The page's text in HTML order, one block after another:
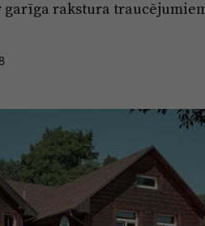
rakstura